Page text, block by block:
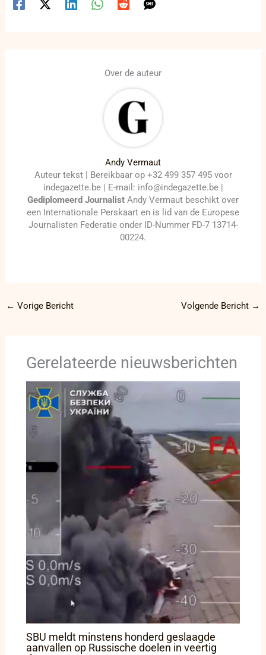
Over de auteur
Andy Vermaut
Auteur tekst | Bereikbaar op +32 499 357 495 voor
indegazette.be | E-mail: info@indegazette.be |
Gediplomeerd Journalist Andy Vermaut beschikt over
een Internationale Perskaart en is lid van de Europese
Journalisten Federatie onder ID-Nummer FD-7 13714-
00224.
← Vorige Bericht Volgende Bericht →
Gerelateerde nieuwsberichten
SBU meldt minstens honderd geslaagde
aanvallen op Russische doelen in veertig